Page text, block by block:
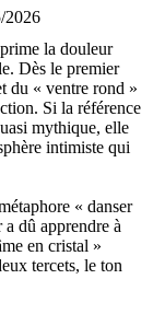
2026
la douleur
Dès le premier
du « ventre rond »
Si la référence
mythique, elle
intimiste qui
« danser
a dû apprendre à
en cristal »
tercets, le ton